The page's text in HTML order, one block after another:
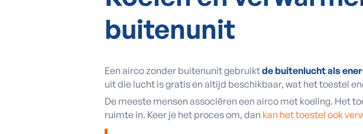
buitenunit
Een airco zonder buitenunit gebruiktde buitenlucht als
uit die lucht is gratis en altijd beschikbaar, wat het toestel
De meeste mensen associëren een airco met koeling. Het
ruimte in. Keer je het proces om, dan kan het toestel ook